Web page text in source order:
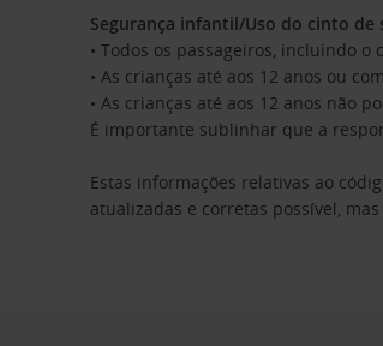
Segurança infantil/Uso do cinto de
• Todos os passageiros, incluindo
• As crianças até aos 12 anos ou
• As crianças até aos 12 anos não
É importante sublinhar que a
Estas informações relativas ao
atualizadas e corretas possível,